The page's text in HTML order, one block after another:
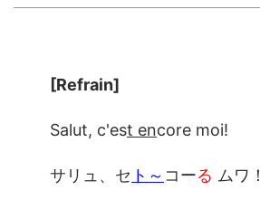
[Refrain]
Salut, c'est encore moi!
サリュ、セ ト～ コーる ムワ！